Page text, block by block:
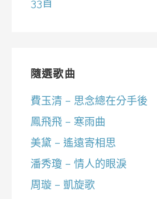
33首
隨選歌曲
費玉清 – 思念總在分手後
鳳飛飛 – 寒雨曲
美黛 – 遙遠寄相思
潘秀瓊 – 情人的眼淚
周璇 – 凱旋歌